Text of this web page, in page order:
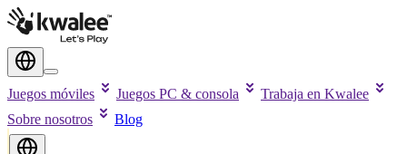
Juegos móviles Juegos PC & consola
Trabaja en Kwalee
Sobre nosotros
Blog